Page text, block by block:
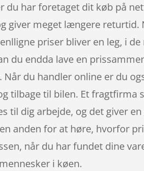
du har foretaget dit køb på
giver meget længere returtid.
priser bliver en leg, i
du endda lave en
Når du handler online er du
tilbage til bilen. Et fragtfirma
til dig arbejde, og det giver
anden for at høre, hvorfor
når du har fundet dine
i køen.